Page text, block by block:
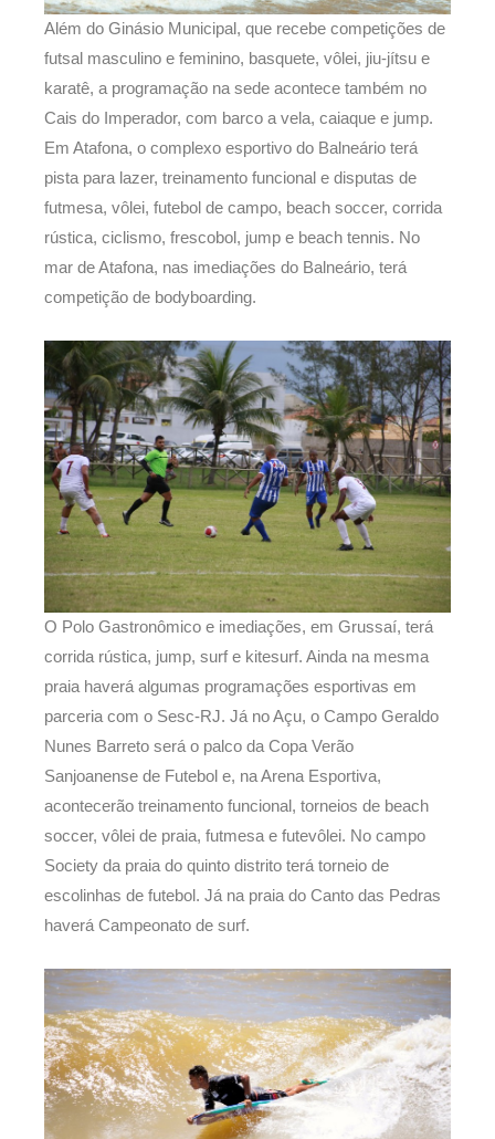
Além do Ginásio Municipal, que recebe competições de
futsal masculino e feminino, basquete, vôlei, jiu-jítsu e
karatê, a programação na sede acontece também no
Cais do Imperador, com barco a vela, caiaque e jump.
Em Atafona, o complexo esportivo do Balneário terá
pista para lazer, treinamento funcional e disputas de
futmesa, vôlei, futebol de campo, beach soccer, corrida
rústica, ciclismo, frescobol, jump e beach tennis. No
mar de Atafona, nas imediações do Balneário, terá
competição de bodyboarding.
O Polo Gastronômico e imediações, em Grussaí, terá
corrida rústica, jump, surf e kitesurf. Ainda na mesma
praia haverá algumas programações esportivas em
parceria com o Sesc-RJ. Já no Açu, o Campo Geraldo
Nunes Barreto será o palco da Copa Verão
Sanjoanense de Futebol e, na Arena Esportiva,
acontecerão treinamento funcional, torneios de beach
soccer, vôlei de praia, futmesa e futevôlei. No campo
Society da praia do quinto distrito terá torneio de
escolinhas de futebol. Já na praia do Canto das Pedras
haverá Campeonato de surf.